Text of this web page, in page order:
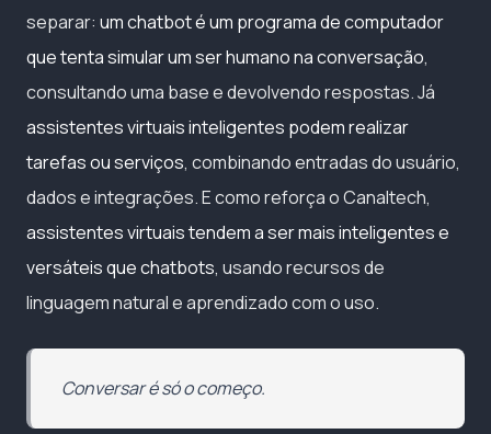
separar: um chatbot é um programa de computador
que tenta simular um ser humano na conversação,
consultando uma base e devolvendo respostas. Já
assistentes virtuais inteligentes podem realizar
tarefas ou serviços, combinando entradas do usuário,
dados e integrações. E como reforça o Canaltech,
assistentes virtuais tendem a ser mais inteligentes e
versáteis que chatbots, usando recursos de
linguagem natural e aprendizado com o uso.
Conversar é só o começo.